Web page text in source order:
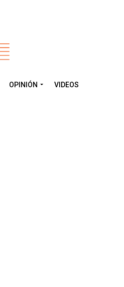
OPINIÓN VIDEOS